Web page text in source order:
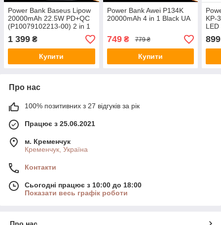
Power Bank Baseus Lipow
20000mAh 22.5W PD+QC
(P10079102213-00) 2 in 1
White UA
1 399 ₴
Купити
Power Bank Awei P134K
20000mAh 4 in 1 Black UA
749₴ 779 ₴
Купити
KP-
LED
899
Про нас
100% позитивних з 27 відгуків за рік
Працює з 25.06.2021
м. Кременчук
Кременчук, Україна
Контакти
Сьогодні працює з 10:00 до 18:00
Показати весь графік роботи